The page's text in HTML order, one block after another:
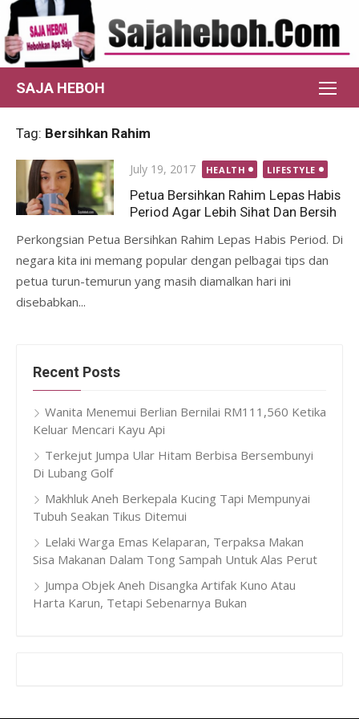
Skip
to
content
SAJA HEBOH
Tag: Bersihkan Rahim
Posted
on
July 19, 2017 HEALTH LIFESTYLE
Petua Bersihkan Rahim Lepas Habis
Period Agar Lebih Sihat Dan Bersih
Perkongsian Petua Bersihkan Rahim Lepas Habis Period. Di
negara kita ini memang popular dengan pelbagai tips dan
petua turun-temurun yang masih diamalkan hari ini
disebabkan...
Recent Posts
Wanita Menemui Berlian Bernilai RM111,560 Ketika
Keluar Mencari Kayu Api
Terkejut Jumpa Ular Hitam Berbisa Bersembunyi
Di Lubang Golf
Makhluk Aneh Berkepala Kucing Tapi Mempunyai
Tubuh Seakan Tikus Ditemui
Lelaki Warga Emas Kelaparan, Terpaksa Makan
Sisa Makanan Dalam Tong Sampah Untuk Alas Perut
Jumpa Objek Aneh Disangka Artifak Kuno Atau
Harta Karun, Tetapi Sebenarnya Bukan